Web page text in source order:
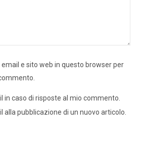
e sito web in questo browser per
in caso di risposte al mio commento.
alla pubblicazione di un nuovo articolo.